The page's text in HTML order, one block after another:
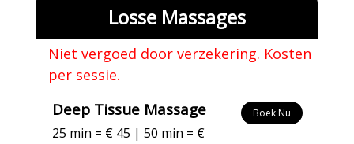
Losse Massages
Niet vergoed door verzekering. Kosten
per sessie.
Deep Tissue Massage
25 min = € 45 | 50 min = €
Boek Nu